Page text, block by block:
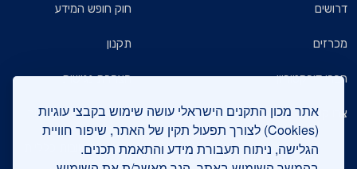
אתר מכון התקנים הישראלי עושה שימוש בקבצי עוגיות
(Cookies) לצורך תפעול תקין של האתר, שיפור חוויית
הגלישה, ניתוח תעבורת מידע והתאמת תכנים.
דרושים
מכרזים
חברי דירקטוריון
צרו קשר
חוק חופש המידע
תקנון
הצהרת נגישות
מדיניות הגנת הפרטיות
שאלות ותשובות כלליות